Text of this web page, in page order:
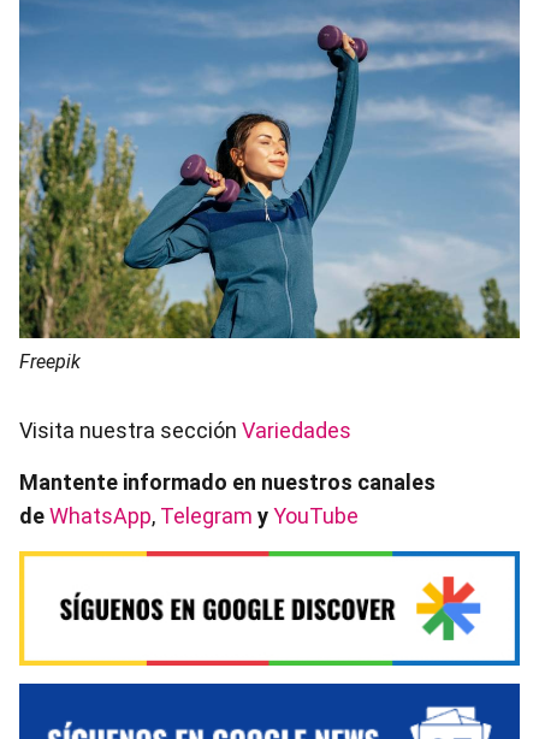
Freepik
Visita nuestra sección Variedades
Mantente informado en nuestros canales
deWhatsApp, Telegram yYouTube